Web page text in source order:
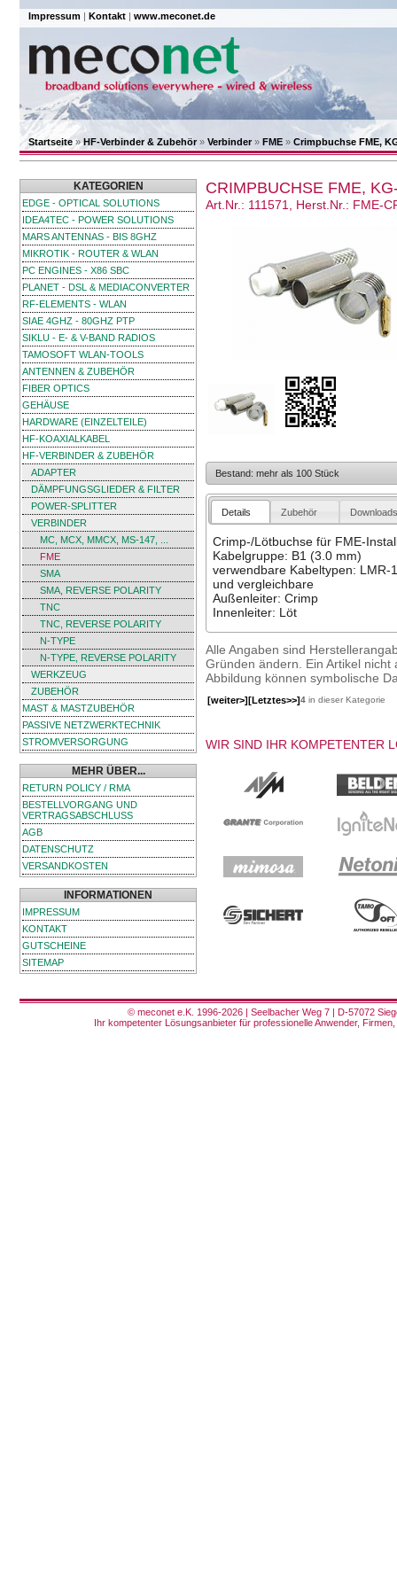
Impressum | Kontakt | www.meconet.de
Startseite»HF-Verbinder & Zubehör» Verbinder» FME » Crimpbuchse FME,
KATEGORIEN
EDGE - OPTICAL SOLUTIONS
IDEA4TEC - POWER SOLUTIONS
MARS ANTENNAS - BIS 8GHZ
MIKROTIK - ROUTER & WLAN
PC ENGINES - X86 SBC
PLANET - DSL & MEDIACONVERTER
RF-ELEMENTS - WLAN
SIAE 4GHZ - 80GHZ PTP
SIKLU - E- & V-BAND RADIOS
TAMOSOFT WLAN-TOOLS
ANTENNEN & ZUBEHÖR
FIBER OPTICS
GEHÄUSE
HARDWARE (EINZELTEILE)
HF-KOAXIALKABEL
HF-VERBINDER & ZUBEHÖR
ADAPTER
DÄMPFUNGSGLIEDER & FILTER
POWER-SPLITTER
VERBINDER
MC, MCX, MMCX, MS-147, ...
FME
SMA
SMA, REVERSE POLARITY
TNC
TNC, REVERSE POLARITY
N-TYPE
N-TYPE, REVERSE POLARITY
WERKZEUG
ZUBEHÖR
MAST & MASTZUBEHÖR
PASSIVE NETZWERKTECHNIK
STROMVERSORGUNG
MEHR ÜBER...
RETURN POLICY / RMA
BESTELLVORGANG UND
VERTRAGSABSCHLUSS
AGB
DATENSCHUTZ
VERSANDKOSTEN
INFORMATIONEN
IMPRESSUM
KONTAKT
GUTSCHEINE
SITEMAP
CRIMPBUCHSE FME,
Art.Nr.: 111571, Herst.Nr.: FME-
Bestand: mehr als 100 Stück
Details Zubehör
Crimp-/Lötbuchse für FME-
Kabelgruppe: B1 (3.0 mm)
verwendbare Kabeltypen: LMR-
und vergleichbare
Außenleiter: Crimp
Innenleiter: Löt
Alle Angaben sind
Gründen ändern. Ein Artikel
Abbildung können symbolische
[weiter>][Letztes>>]4 in dieser Kategorie
WIR SIND IHR KOMPETENTER
© meconet e.K. 1996-2026 | Seelbacher Weg 7 | D-57072
Ihr kompetenter Lösungsanbieter für professionelle Anwender,